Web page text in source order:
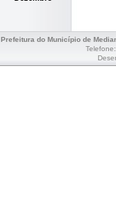
Prefeitura do Município de